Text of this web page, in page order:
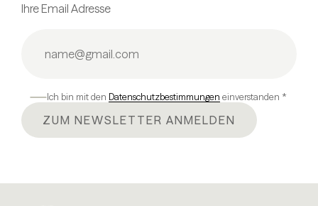
Ihre Email Adresse
Ich bin mit den Datenschutzbestimmungen einverstanden *
ZUM NEWSLETTER ANMELDEN